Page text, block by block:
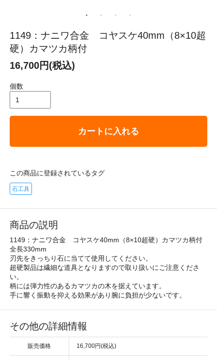
1149：ナニワ合金 コヤスケ40mm（8×10超
硬）カマツカ柄付
16,700円(税込)
個数
カートに入れる
この商品に登録されているタグ
石工具
商品の説明
1149：ナニワ合金 コヤスケ40mm（8×10超硬）カマツカ柄付
全長330mm
刃先をきっちり石に当てて使用してください。
超硬製品は繊細な道具となりますので取り扱いにご注意くださ
い。
柄には弾力性のあるカマツカの木を据えています。
手に響く振動を抑える効果があり腕に負担が少ないです。
その他の詳細情報
販売価格 16,700円(税込)